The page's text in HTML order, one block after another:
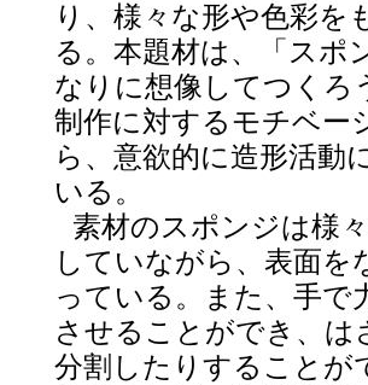
り、様々な形や色彩
る。本題材は、「スポ
なりに想像してつくろ
制作に対するモチベー
ら、意欲的に造形活動
いる。
素材のスポンジは様
していながら、表面
っている。また、手で
させることができ、
分割したりすることが